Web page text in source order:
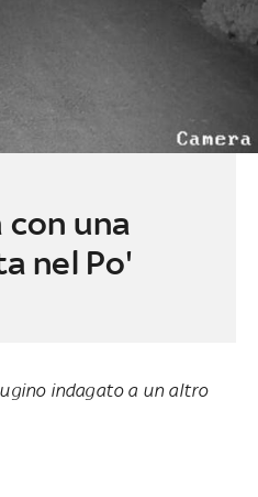
con una
nel Po'
indagato a un altro